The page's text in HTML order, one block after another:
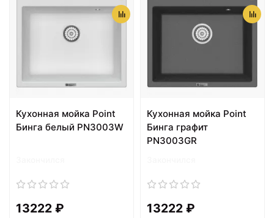
Кухонная мойка Point
Бинга белый PN3003W
13222 ₽
Кухонная мойка Point
Бинга графит
PN3003GR
13222 ₽